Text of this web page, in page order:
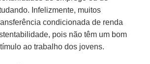
Infelizmente, muitos
condicionada de renda
pois não têm um bom
ao trabalho dos jovens.